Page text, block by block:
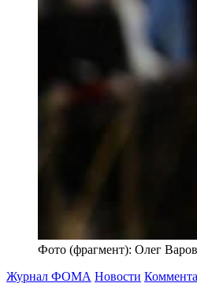
Фото (фрагмент): Олег
Журнал ФОМА Новости